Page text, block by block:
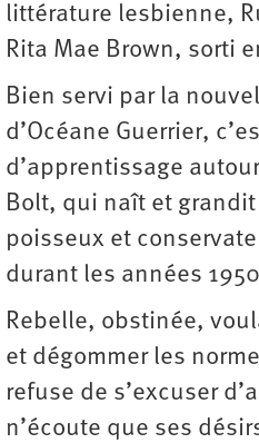
littérature lesbienne,
Rita Mae Brown, sorti
Bien servi par la
d’Océane Guerrier,
d’apprentissage
Bolt, qui naît et
poisseux et
durant les années
Rebelle, obstinée,
et dégommer les
refuse de s’excuser
n’écoute que ses